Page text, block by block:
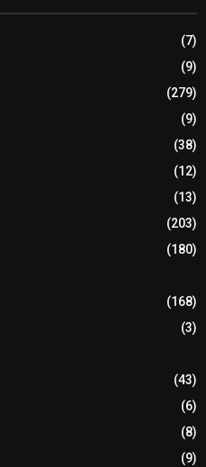
(7)
(9)
(279)
(9)
(38)
(12)
(13)
(203)
(180)
(168)
(3)
(43)
(6)
(8)
(9)